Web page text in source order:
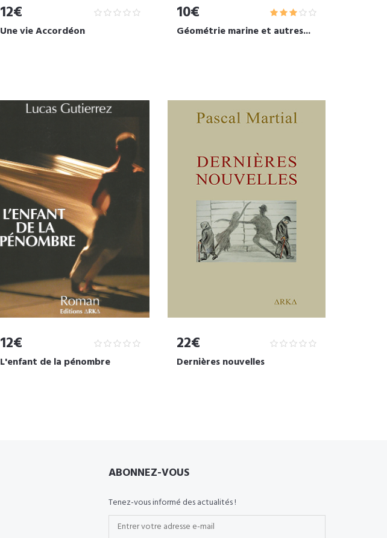
12€
Une vie Accordéon
10€
Géométrie marine et autres...
12€
L'enfant de la pénombre
22€
Dernières nouvelles
ABONNEZ-VOUS
Tenez-vous informé des actualités !